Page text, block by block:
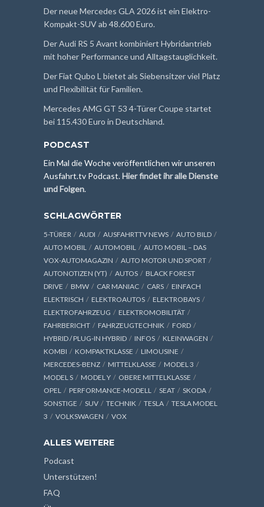
Der neue Mercedes GLA 2026 ist ein Elektro-
Kompakt-SUV ab 48.600 Euro.
Der Audi RS 5 Avant kombiniert Hybridantrieb
mit hoher Performance und Alltagstauglichkeit.
Der Fiat Qubo L bietet als Siebensitzer viel Platz
und Flexibilität für Familien.
Mercedes AMG GT 53 4-Türer Coupe startet
bei 115.430 Euro in Deutschland.
PODCAST
Ein Mal die Woche veröffentlichen wir unseren
Ausfahrt.tv Podcast.Hier findet ihr alle Dienste
und Folgen.
SCHLAGWÖRTER
5-TÜRER AUDI AUSFAHRTTV NEWS
AUTO BILD
AUTO MOBIL
AUTOMOBIL
AUTO MOBIL – DAS
VOX-AUTOMAGAZIN
AUTO MOTOR UND SPORT
AUTONOTIZEN (YT)
AUTOS
BLACK FOREST
DRIVE
BMW CAR MANIAC CARS
EINFACH
ELEKTRISCH
ELEKTROAUTOS
ELEKTROBAYS
ELEKTROFAHRZEUG
ELEKTROMOBILITÄT
FAHRBERICHT
FAHRZEUGTECHNIK
FORD
HYBRID / PLUG-IN HYBRID
INFOS
KLEINWAGEN
KOMBI
KOMPAKTKLASSE
LIMOUSINE
MERCEDES-BENZ
MITTELKLASSE
MODEL 3
MODEL S
MODEL Y
OBERE MITTELKLASSE
OPEL
PERFORMANCE-MODELL SEAT
SKODA
SONSTIGE
SUV TECHNIK TESLA
TESLA MODEL
3
VOLKSWAGEN VOX
ALLES WEITERE
Podcast
Unterstützen!
FAQ